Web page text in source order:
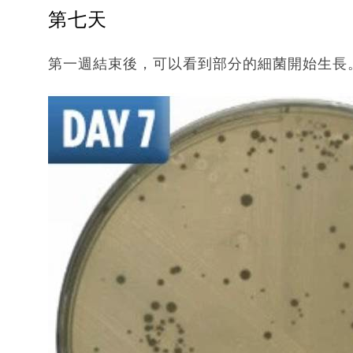
第七天
第一週結束後，可以看到部分的細菌開始生長